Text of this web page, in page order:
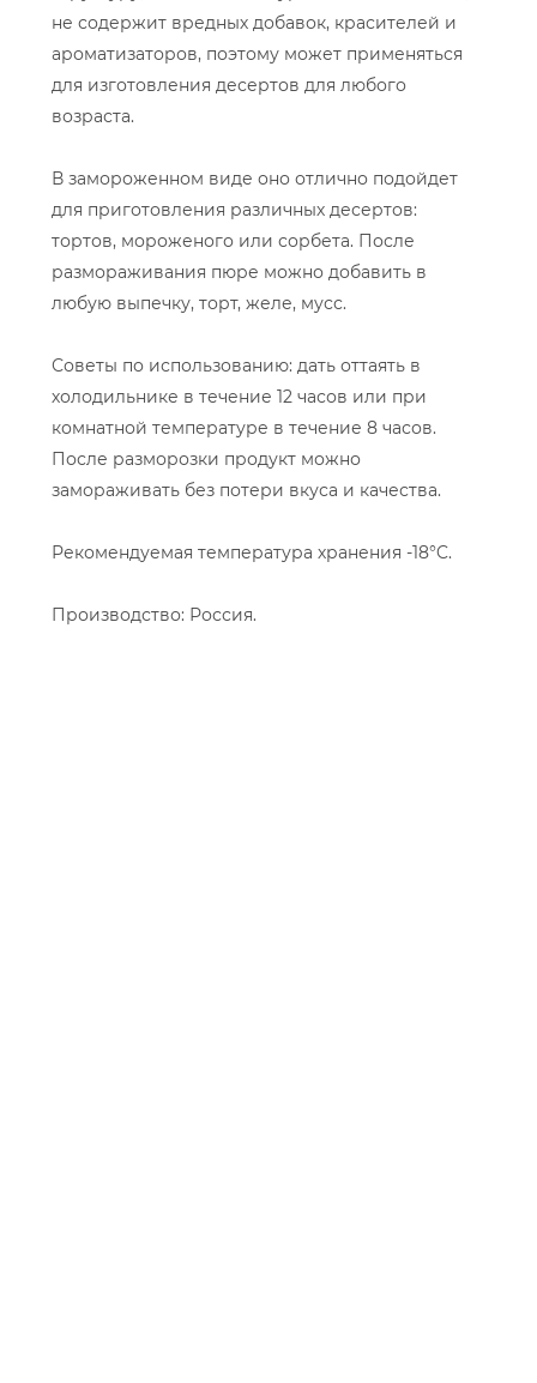
не содержит вредных добавок, красителей и
ароматизаторов, поэтому может применяться
для изготовления десертов для любого
возраста.
В замороженном виде оно отлично подойдет
для приготовления различных десертов:
тортов, мороженого или сорбета. После
размораживания пюре можно добавить в
любую выпечку, торт, желе, мусс.
Советы по использованию: дать оттаять в
холодильнике в течение 12 часов или при
комнатной температуре в течение 8 часов.
После разморозки продукт можно
замораживать без потери вкуса и качества.
Рекомендуемая температура хранения -18°C.
Производство: Россия.